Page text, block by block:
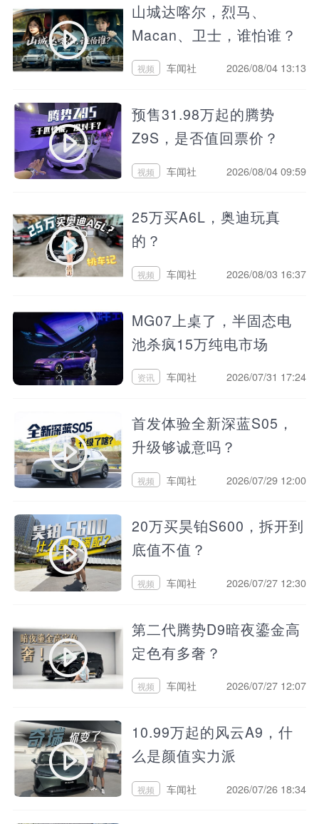
山城达喀尔，烈马、
Macan、卫士，谁怕谁？
视频 车闻社 2026/08/04 13:13
预售31.98万起的腾势
Z9S，是否值回票价？
视频 车闻社 2026/08/04 09:59
25万买A6L，奥迪玩真
的？
视频 车闻社 2026/08/03 16:37
MG07上桌了，半固态电
池杀疯15万纯电市场
资讯 车闻社 2026/07/31 17:24
首发体验全新深蓝S05，
升级够诚意吗？
视频 车闻社 2026/07/29 12:00
20万买昊铂S600，拆开到
底值不值？
视频 车闻社 2026/07/27 12:30
第二代腾势D9暗夜鎏金高
定色有多奢？
视频 车闻社 2026/07/27 12:07
10.99万起的风云A9，什
么是颜值实力派
视频 车闻社 2026/07/26 18:34